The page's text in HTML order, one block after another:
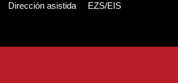
Dirección asistida EZS/EIS